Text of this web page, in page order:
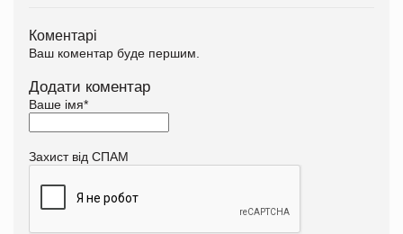
Коментарі
Ваш коментар буде першим.
Додати коментар
Ваше імя*
Захист від СПАМ